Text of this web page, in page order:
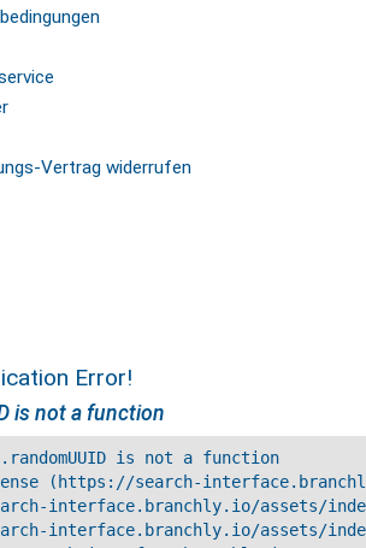
Vertrag widerrufen
Error!
is not a function
is not a function
(https://search-
interface.branchly.io/assets/
interface.branchly.io/assets/